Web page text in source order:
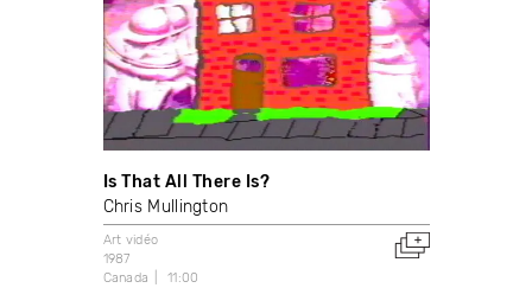
Is That All There Is?
Chris Mullington
Art vidéo
1987
Canada
11:00